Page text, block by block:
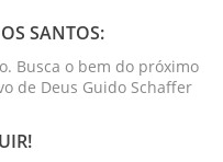
SANTOS:
Busca o bem do próximo
de Deus Guido Schaffer